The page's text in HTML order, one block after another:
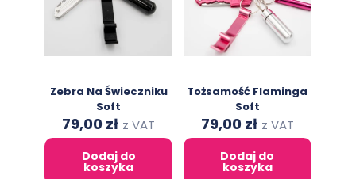
Zebra Na Świeczniku
Soft
Original
price
was:
146,00 zł.
79,00 złCurrent
price
is:
79,00 zł.
z VAT
Dodaj do
koszyka
Tożsamość Flaminga
Soft
Original
price
was:
146,00 zł.
79,00 złCurrent
price
is:
79,00 zł.
z VAT
Dodaj do
koszyka